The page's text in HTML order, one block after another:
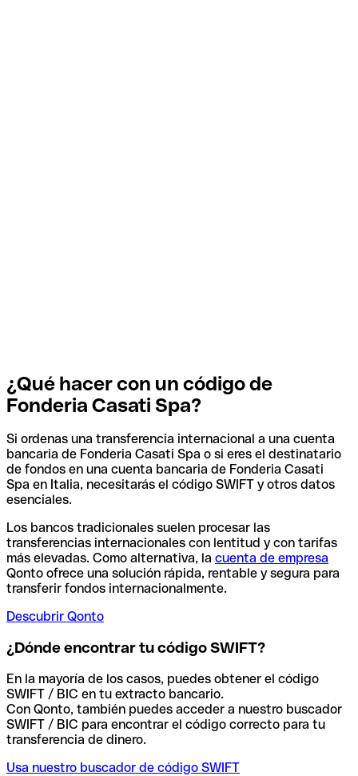
¿Qué hacer con un código de
Fonderia Casati Spa?
Si ordenas una transferencia internacional a una cuenta
bancaria de Fonderia Casati Spa o si eres el destinatario
de fondos en una cuenta bancaria de Fonderia Casati
Spa en Italia, necesitarás el código SWIFT y otros datos
esenciales.
Los bancos tradicionales suelen procesar las
transferencias internacionales con lentitud y con tarifas
más elevadas. Como alternativa, la cuenta de empresa
Qonto ofrece una solución rápida, rentable y segura para
transferir fondos internacionalmente.
Descubrir Qonto
¿Dónde encontrar tu código SWIFT?
En la mayoría de los casos, puedes obtener el código
SWIFT / BIC en tu extracto bancario.
Con Qonto, también puedes acceder a nuestro buscador
SWIFT / BIC para encontrar el código correcto para tu
transferencia de dinero.
Usa nuestro buscador de código SWIFT